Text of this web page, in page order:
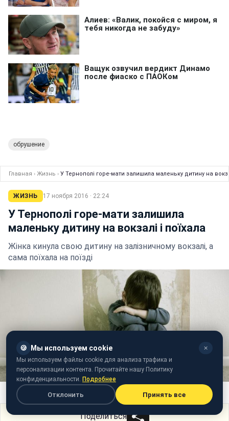
обрушение
Главная › Жизнь › У Тернополі горе-мати залишила маленьку дитину на
ЖИЗНЬ 17 ноября 2016 · 22:24
У Тернополі горе-мати залишила
маленьку дитину на вокзалі і поїхала
Жінка кинула свою дитину на залізничному вокзалі, а
сама поїхала на поїзді
Фото: Маленька дитина (marnavas.com)
Поделиться
🍪 Мы используем cookie ✕
Мы используем файлы cookie для анализа трафика и
персонализации контента. Прочитайте нашу Политику
конфиденциальности. Подробнее
Отклонить Принять все